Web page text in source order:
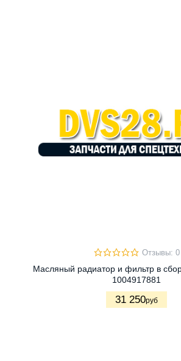
Отзывы: 0
Масляный радиатор и фильтр в
1004917881
31 250руб